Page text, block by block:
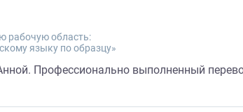
рабочую область:
языку по образцу»
Профессионально выполненный